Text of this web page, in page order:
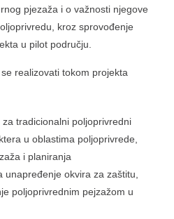
pjezaža i o važnosti njegove
kroz sprovođenje
u pilot području.
realizovati tokom projekta
za tradicionalni poljoprivredni
u oblastima poljoprivrede,
i planiranja
unapređenje okvira za zaštitu,
poljoprivrednim pejzažom u